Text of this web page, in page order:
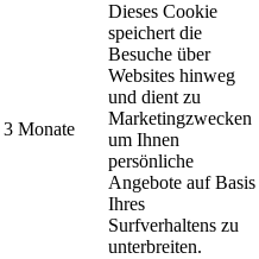
3 Monate
Dieses Cookie
speichert die
Besuche über
Websites hinweg
und dient zu
Marketingzwecken
um Ihnen
persönliche
Angebote auf Basis
Ihres
Surfverhaltens zu
unterbreiten.